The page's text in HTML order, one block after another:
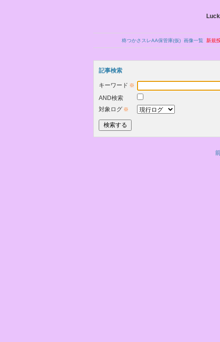
柊つかさスレAA保管庫(仮) 画像一覧 新規
記事検索
キーワード ※
AND検索
対象ログ ※